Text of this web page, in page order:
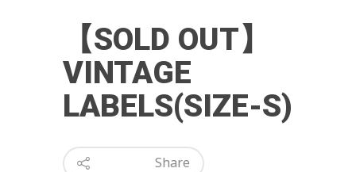
【SOLD OUT】
VINTAGE
LABELS(SIZE-S)
Share